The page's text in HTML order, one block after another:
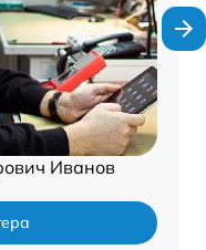
Иванов